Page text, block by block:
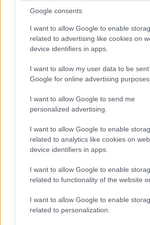
Google consents
I want to allow Google to enable
related to advertising like cookies on
device identifiers in apps.
I want to allow my user data to be
Google for online advertising purposes.
I want to allow Google to send me
personalized advertising.
I want to allow Google to enable
related to analytics like cookies on
device identifiers in apps.
I want to allow Google to enable
related to functionality of the website
I want to allow Google to enable
related to personalization.
ΚΟΣΜΟΣ08·08·2026 04:58